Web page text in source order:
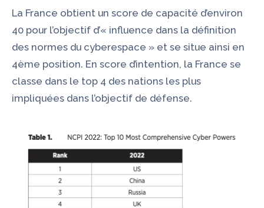
La France obtient un score de capacité d’environ
40 pour l’objectif d’« influence dans la définition
des normes du cyberespace » et se situe ainsi en
4ème position. En score d’intention, la France se
classe dans le top 4 des nations les plus
impliquées dans l’objectif de défense.